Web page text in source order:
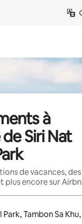
à
Siri Nat
de vacances, des
plus encore sur
s'affichent, utilisez